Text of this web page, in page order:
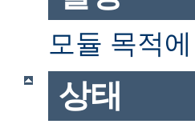
모듈 목적
상태